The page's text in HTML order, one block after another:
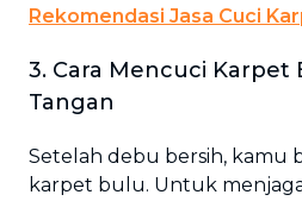
Rekomendasi Jasa Cuci
3. Cara Mencuci Karpet
Tangan
Setelah debu bersih, kamu
karpet bulu. Untuk